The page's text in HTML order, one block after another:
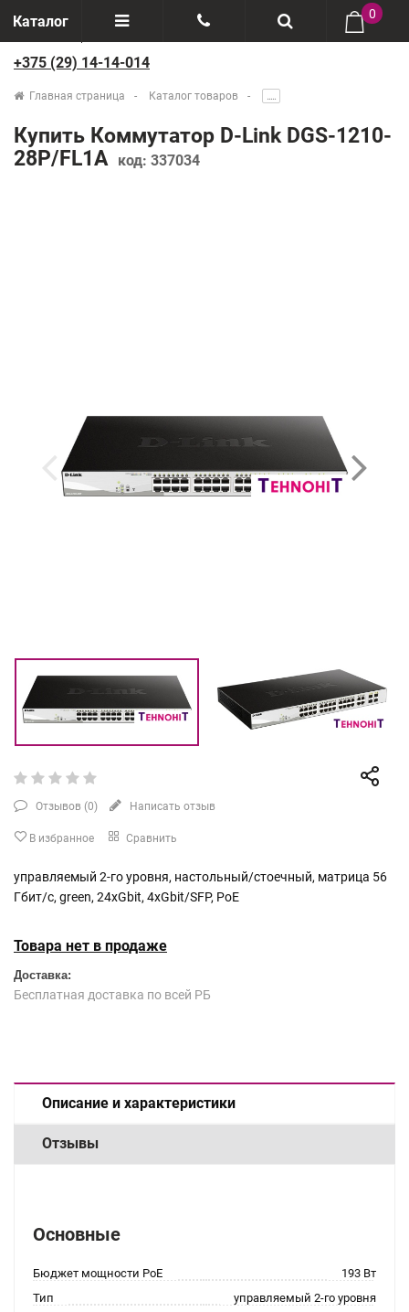
Каталог
Отзывы
Производители
+375(29) 888-44-44
0
+375 (29) 14-14-014
Главная страница Каталог товаров .....
Купить Коммутатор D-Link DGS-1210-
28P/FL1A код: 337034
Отзывов (0) Написать отзыв
В избранное Сравнить
управляемый 2-го уровня, настольный/стоечный, матрица 56
Гбит/с, green, 24xGbit, 4xGbit/SFP, PoE
Товара нет в продаже
Доставка:
Бесплатная доставка по всей РБ
Описание и характеристики
Отзывы
Основные
Бюджет мощности PoE
193 Вт
Тип
управляемый 2-го уровня